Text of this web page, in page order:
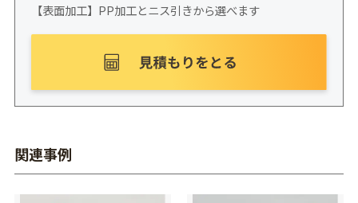
【表面加工】PP加工とニス引きから選べます
関連事例